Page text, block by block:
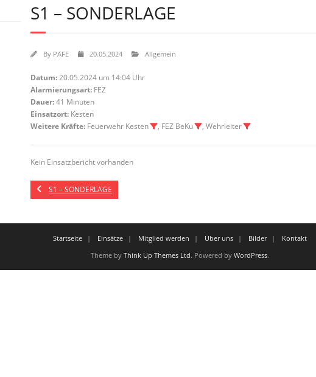
S1 – SONDERLAGE
By PAFE 20.05.2024 Allgemein
Datum:20.05.2024 um 14:04 Uhr
Alarmierungsart: FEZ
Dauer:41 Minuten
Einsatzort: Kesten
Weitere Kräfte: Feuerwehr Kesten , FEZ BeKu , Wehrleiter
Kein Einsatzbericht vorhanden
S1 – SONDERLAGE
Startseite Einsätze Mitglied werden Über uns Bilder
Kontakt
Theme by Think Up Themes Ltd. Powered by WordPress.